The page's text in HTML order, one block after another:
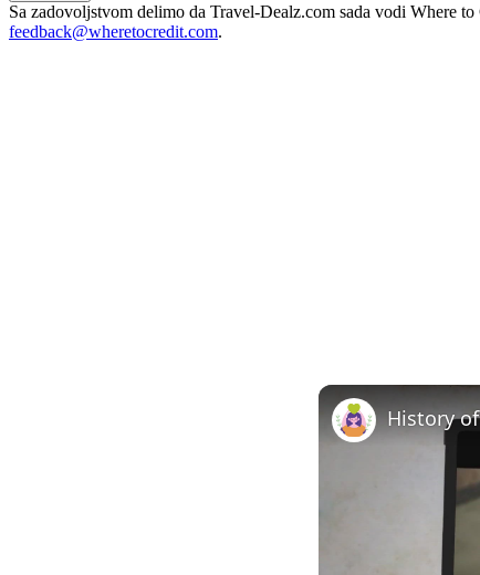
Sa zadovoljstvom delimo da Travel-Dealz.com sada vodi Where
feedback@wheretocredit.com.
History